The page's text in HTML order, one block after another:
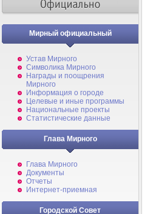
Мирный официальный
Устав Мирного
Символика Мирного
Награды и поощрения
Мирного
Информация о городе
Целевые и иные программы
Национальные проекты
Статистические данные
Глава Мирного
Глава Мирного
Документы
Отчеты
Интернет-приемная
Городской Совет